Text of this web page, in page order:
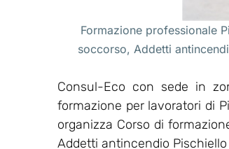
Formazione professionale
soccorso, Addetti
Consul-Eco con sede in
formazione per lavoratori di
organizza Corso di
Addetti antincendio